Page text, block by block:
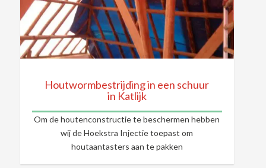
Houtwormbestrijding in een schuur
in Katlijk
Om de houtenconstructie te beschermen hebben
wij de Hoekstra Injectie toepast om
houtaantasters aan te pakken